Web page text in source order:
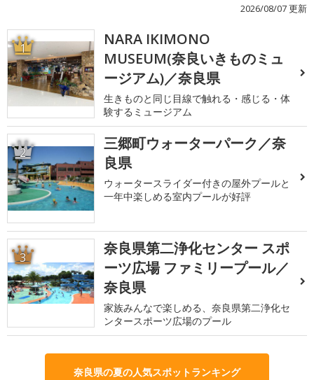
2026/08/07 更新
1
NARA IKIMONO
MUSEUM(奈良いきものミュ
ージアム)／奈良県
生きものと同じ目線で触れる・感じる・体
験するミュージアム
2
三郷町ウォーターパーク／奈
良県
ウォータースライダー付きの屋外プールと
一年中楽しめる室内プールが好評
3
奈良県第二浄化センター スポ
ーツ広場 ファミリープール／
奈良県
家族みんなで楽しめる、奈良県第二浄化セ
ンタースポーツ広場のプール
奈良県の夏の人気スポットランキング